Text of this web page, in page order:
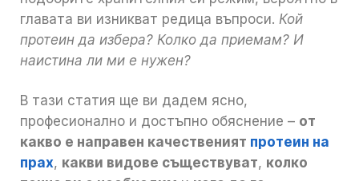
главата ви изникват редица въпроси. Кой
протеин да избера? Колко да приемам? И
наистина ли ми е нужен?
В тази статия ще ви дадем ясно,
професионално и достъпно обяснение – от
какво е направен качественият протеин на
прах, какви видове съществуват, колко